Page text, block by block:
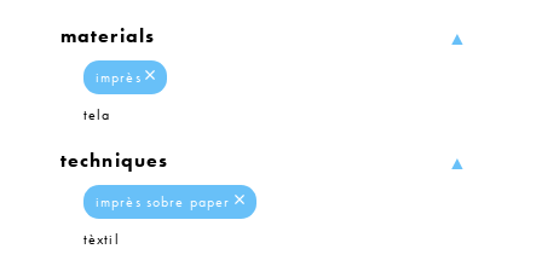
materials
imprès
tela
techniques
imprès sobre paper
tèxtil